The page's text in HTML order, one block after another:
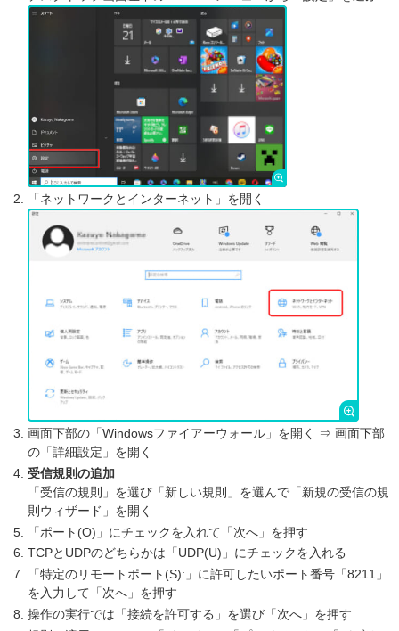
「ネットワークとインターネット」を開く
画面下部の「Windowsファイアーウォール」を開く ⇒ 画面下部
の「詳細設定」を開く
受信規則の追加
「受信の規則」を選び「新しい規則」を選んで「新規の受信の規
則ウィザード」を開く
「ポート(O)」にチェックを入れて「次へ」を押す
TCPとUDPのどちらかは「UDP(U)」にチェックを入れる
「特定のリモートポート(S):」に許可したいポート番号「8211」
を入力して「次へ」を押す
操作の実行では「接続を許可する」を選び「次へ」を押す